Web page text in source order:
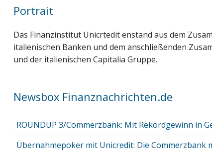
Portrait
Das Finanzinstitut Unicrtedit enstand aus dem
italienischen Banken und dem anschließenden
und der italienischen Capitalia Gruppe.
Newsbox Finanznachrichten.de
ROUNDUP 3/Commerzbank: Mit Rekordgewinn in
Übernahmepoker mit Unicredit: Die Commerzbank